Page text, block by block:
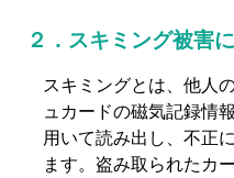
２．スキミング被害
スキミングとは、他人
ュカードの磁気記録情
用いて読み出し、不正
ます。盗み取られたカ